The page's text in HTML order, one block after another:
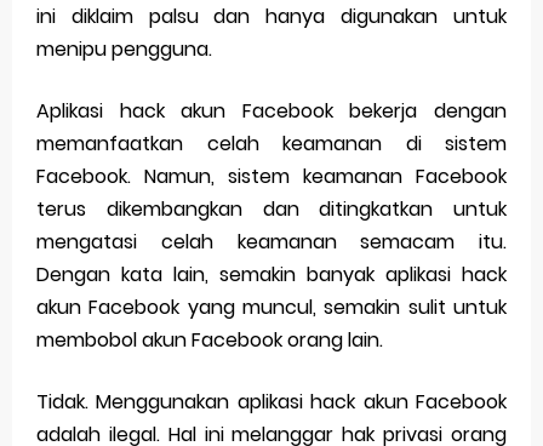
ini diklaim palsu dan hanya digunakan untuk
menipu pengguna.
Aplikasi hack akun Facebook bekerja dengan
memanfaatkan celah keamanan di sistem
Facebook. Namun, sistem keamanan Facebook
terus dikembangkan dan ditingkatkan untuk
mengatasi celah keamanan semacam itu.
Dengan kata lain, semakin banyak aplikasi hack
akun Facebook yang muncul, semakin sulit untuk
membobol akun Facebook orang lain.
Tidak. Menggunakan aplikasi hack akun Facebook
adalah ilegal. Hal ini melanggar hak privasi orang